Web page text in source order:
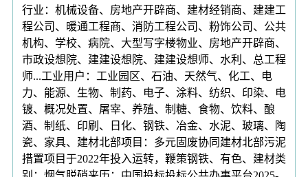
行业：机械设备、房地产开辟商、建材经销商、建建工
程公司、暖通工程商、消防工程公司、粉饰公司、公共
机构、学校、病院、大型写字楼物业、房地产开辟商、
市政设想院、建建设想院、建建设想师、水利、总工程
师...工业用户：工业园区、石油、天然气、化工、电
力、能源、生物、制药、电子、涂料、纺织、印染、电
镀、概况处置、屠宰、养殖、制糖、食物、饮料、酿
酒、制纸、印刷、日化、钢铁、冶金、水泥、玻璃、陶
瓷、家具、建材北部项目：多元固废协同建材北部污泥
措置项目于2022年投入运转，鞭策钢铁、有色、建材类